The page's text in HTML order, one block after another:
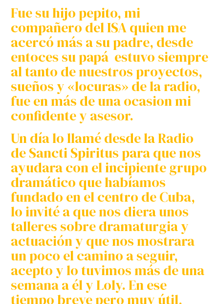
Fue su hijo pepito, mi
compañero del ISA quien me
acercó más a su padre, desde
entoces su papá estuvo siempre
al tanto de nuestros proyectos,
sueños y «locuras» de la radio,
fue en más de una ocasion mi
confidente y asesor.
Un día lo llamé desde la Radio
de Sancti Spiritus para que nos
ayudara con el incipiente grupo
dramático que habíamos
fundado en el centro de Cuba,
lo invité a que nos diera unos
talleres sobre dramaturgia y
actuación y que nos mostrara
un poco el camino a seguir,
acepto y lo tuvimos más de una
semana a él y Loly. En ese
tiempo breve pero muy útil,